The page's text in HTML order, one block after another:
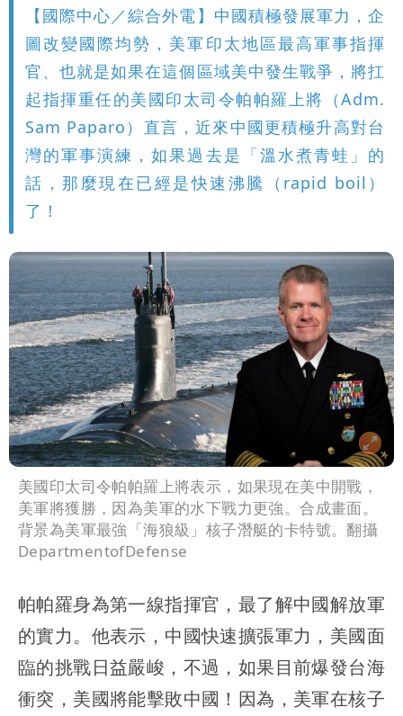
【國際中心／綜合外電】中國積極發展軍力，企
圖改變國際均勢，美軍印太地區最高軍事指揮
官、也就是如果在這個區域美中發生戰爭，將扛
起指揮重任的美國印太司令帕帕羅上將（Adm.
Sam Paparo）直言，近來中國更積極升高對台
灣的軍事演練，如果過去是「溫水煮青蛙」的
話，那麼現在已經是快速沸騰（rapid boil）
了！
美國印太司令帕帕羅上將表示，如果現在美中開戰，
美軍將獲勝，因為美軍的水下戰力更強。合成畫面。
背景為美軍最強「海狼級」核子潛艇的卡特號。翻攝
DepartmentofDefense
帕帕羅身為第一線指揮官，最了解中國解放軍
的實力。他表示，中國快速擴張軍力，美國面
臨的挑戰日益嚴峻，不過，如果目前爆發台海
衝突，美國將能擊敗中國！因為，美軍在核子